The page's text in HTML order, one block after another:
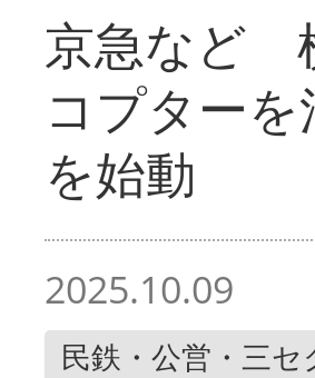
京急など
コプター
を始動
2025.10.09
民鉄・公営・三セ